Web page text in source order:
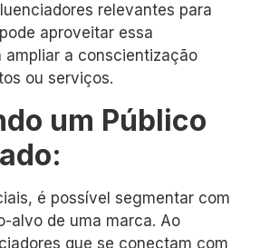
relevantes para
aproveitar essa
ampliar a conscientização
ou serviços.
um Público
é possível segmentar com
alvo de uma marca. Ao
que se conectam com